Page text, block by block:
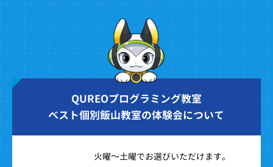
QUREOプログラミング教室
ベスト個別飯山教室の体験会について
火曜～土曜でお選びいただけます。